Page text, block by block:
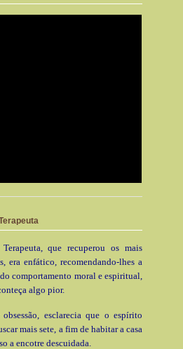
que recuperou os mais
era enfático, recomendando-lhes a
comportamento moral e espiritual,
algo pior.
esclarecia que o espírito
mais sete, a fim de habitar a casa
a encotre descuidada.